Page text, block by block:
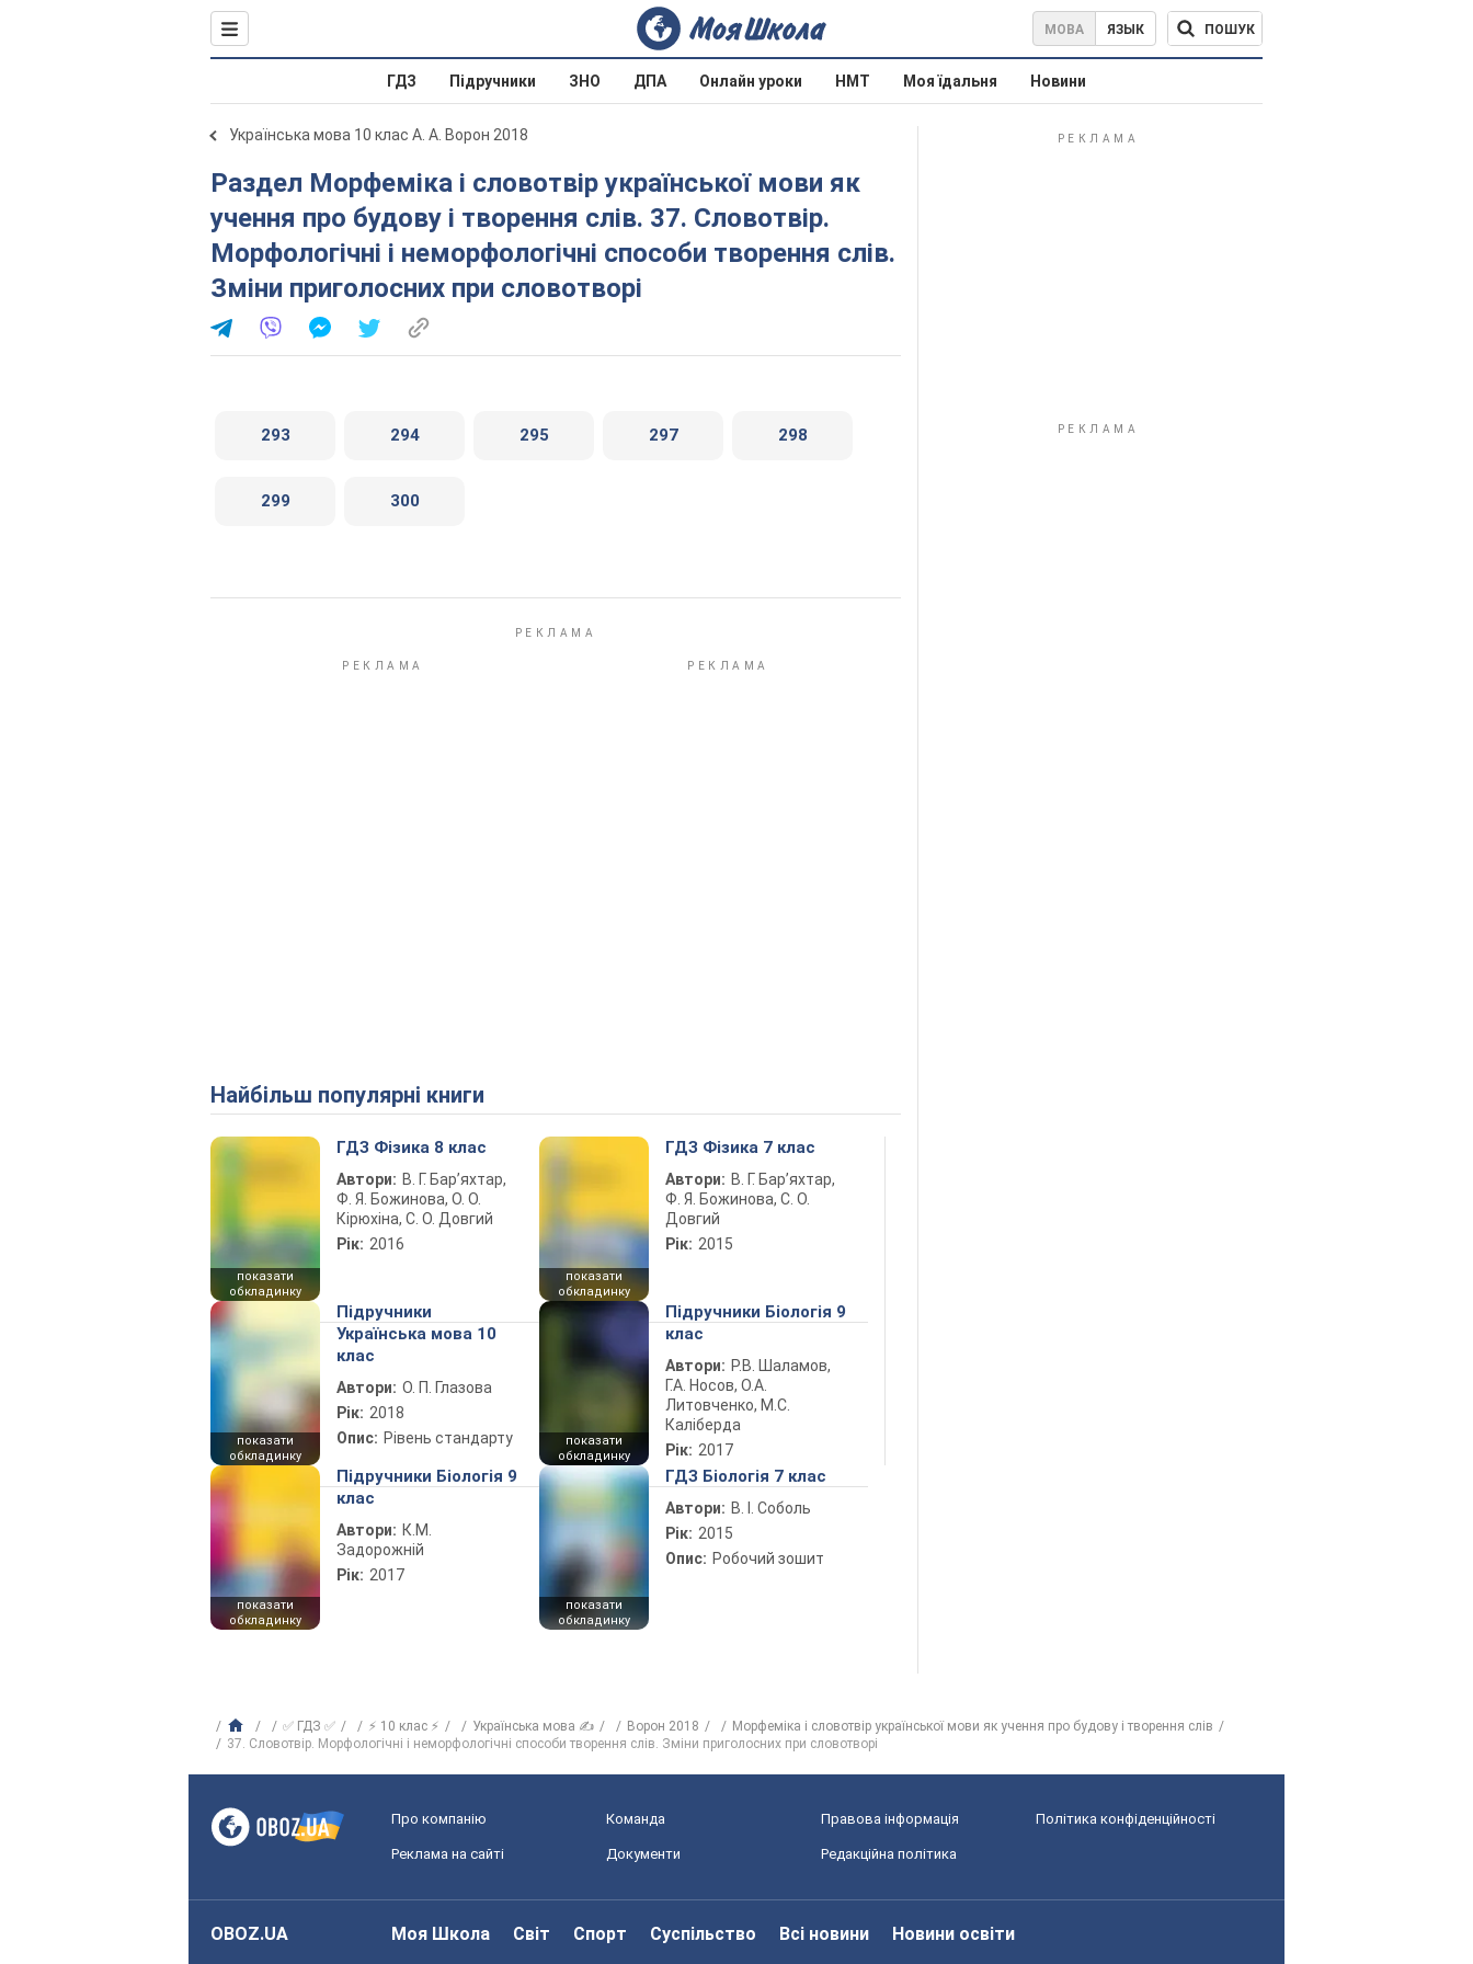
МОВА ЯЗЫК ПОШУК
ГДЗ Підручники ЗНО ДПА Онлайн уроки НМТ Моя їдальня Новини
Українська мова 10 клас А. А. Ворон 2018
Раздел Морфеміка і словотвір української мови як
учення про будову і творення слів. 37. Словотвір.
Морфологічні і неморфологічні способи творення слів.
Зміни приголосних при словотворі
293 294 295 297 298
299 300
Найбільш популярні книги
показати
обкладинку
ГДЗ Фізика 8 клас
Автори: В. Г. Бар’яхтар,
Ф. Я. Божинова, О. О.
Кірюхіна, С. О. Довгий
Рік: 2016
показати
обкладинку
ГДЗ Фізика 7 клас
Автори: В. Г. Бар’яхтар,
Ф. Я. Божинова, С. О.
Довгий
Рік: 2015
показати
обкладинку
Підручники
Українська мова 10
клас
Автори: О. П. Глазова
Рік: 2018
Опис: Рівень стандарту
показати
обкладинку
Підручники Біологія 9
клас
Автори: Р.В. Шаламов,
Г.А. Носов, О.А.
Литовченко, М.С.
Каліберда
Рік: 2017
показати
обкладинку
Підручники Біологія 9
клас
Автори: К.М.
Задорожній
Рік: 2017
показати
обкладинку
ГДЗ Біологія 7 клас
Автори: В. І. Соболь
Рік: 2015
Опис: Робочий зошит
✅ ГДЗ ✅ ⚡ 10 клас ⚡ Українська мова ✍ Ворон 2018
Морфеміка і словотвір української мови як учення про будову і творення слів
37. Словотвір. Морфологічні і неморфологічні способи творення слів. Зміни приголосних при словотворі
Про компанію Команда Правова інформація Політика конфіденційності
Реклама на сайті Документи Редакційна політика
OBOZ.UA Моя Школа Світ Спорт Суспільство Всі новини Новини освіти